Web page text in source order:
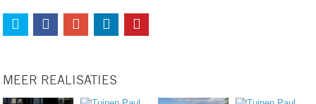
MEER REALISATIES